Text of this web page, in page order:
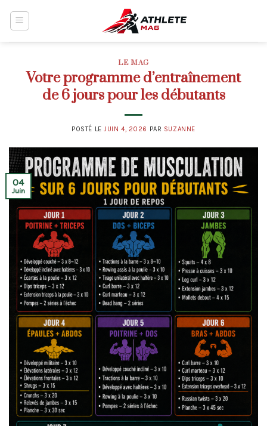
LE MAG
Votre programme d’entraînement
de 6 jours pour les débutants
POSTÉ LEJUIN 4, 2026 PAR SUZANNE
04
Juin